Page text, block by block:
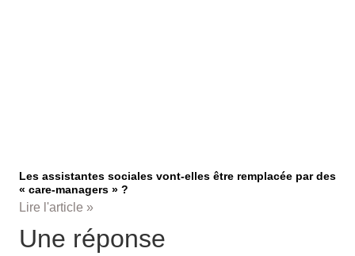
Les assistantes sociales vont-elles être remplacée par des
« care-managers » ?
Lire l'article »
Une réponse